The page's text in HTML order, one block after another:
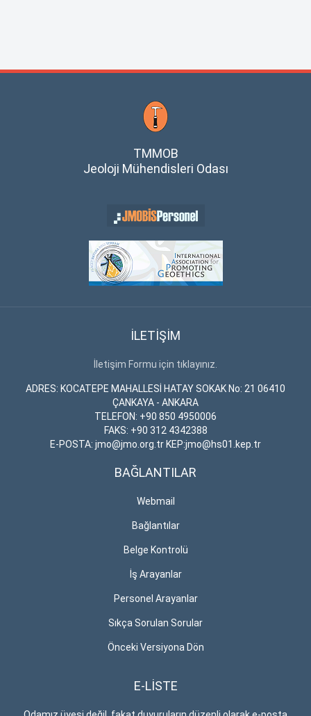
TMMOB
Jeoloji Mühendisleri Odası
İLETİŞİM
İletişim Formu için tıklayınız.
ADRES: KOCATEPE MAHALLESİ HATAY SOKAK No: 21 06410
ÇANKAYA - ANKARA
TELEFON: +90 850 4950006
FAKS: +90 312 4342388
E-POSTA: jmo@jmo.org.tr KEP:jmo@hs01.kep.tr
BAĞLANTILAR
Webmail
Bağlantılar
Belge Kontrolü
İş Arayanlar
Personel Arayanlar
Sıkça Sorulan Sorular
Önceki Versiyona Dön
E-LİSTE